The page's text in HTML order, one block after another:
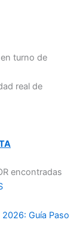
turno de
real de
encontradas
Guía Paso